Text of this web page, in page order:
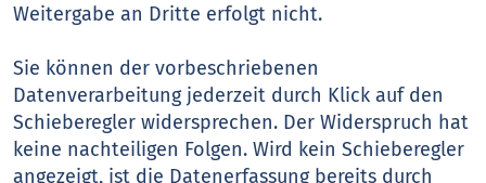
Weitergabe an Dritte erfolgt nicht.
Sie können der vorbeschriebenen
Datenverarbeitung jederzeit durch Klick auf den
Schieberegler widersprechen. Der Widerspruch hat
keine nachteiligen Folgen. Wird kein Schieberegler
angezeigt, ist die Datenerfassung bereits durch